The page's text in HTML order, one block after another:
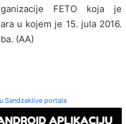
FETO koja je
u kojem je 15. jula 2016.
(AA)
Sandzaklive portala